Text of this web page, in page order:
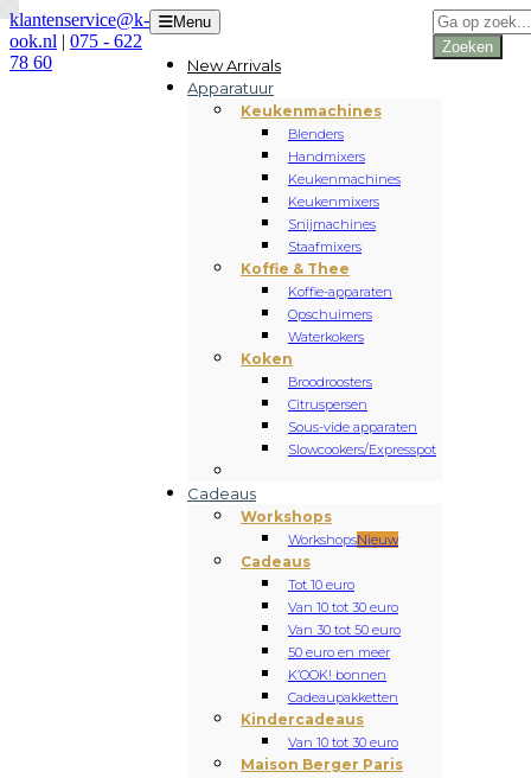
klantenservice@k-
ook.nl | 075 - 622
78 60
Menu
New Arrivals
Apparatuur
Keukenmachines
Blenders
Handmixers
Keukenmachines
Keukenmixers
Snijmachines
Staafmixers
Koffie & Thee
Koffie-apparaten
Opschuimers
Waterkokers
Koken
Broodroosters
Citruspersen
Sous-vide apparaten
Slowcookers/Expresspot
Cadeaus
Workshops
WorkshopsNieuw
Cadeaus
Tot 10 euro
Van 10 tot 30 euro
Van 30 tot 50 euro
50 euro en meer
K’OOK! bonnen
Cadeaupakketten
Kindercadeaus
Van 10 tot 30 euro
Maison Berger Paris
Producten
zoeken
Zoeken